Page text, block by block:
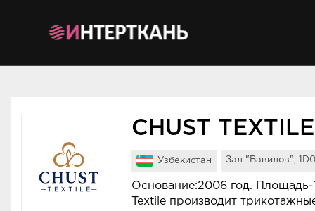
CHUST TEXTILE
Узбекистан Зал "Вавилов",
Основание:2006 год. Площадь-
Textile производит
Мероприятия
Организациям
Контакты